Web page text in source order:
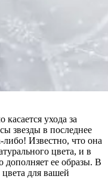
ухода за
звезды в последнее
либо! Известно, что она
цвета, и в
дополняет ее образы. В
для вашей